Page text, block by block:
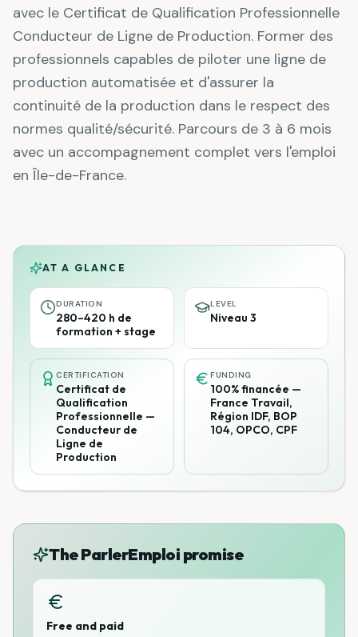
avec le Certificat de Qualification Professionnelle
Conducteur de Ligne de Production. Former des
professionnels capables de piloter une ligne de
production automatisée et d'assurer la
continuité de la production dans le respect des
normes qualité/sécurité. Parcours de 3 à 6 mois
avec un accompagnement complet vers l'emploi
en Île-de-France.
AT A GLANCE
DURATION
280–420 h de
formation + stage
LEVEL
Niveau 3
CERTIFICATION
Certificat de
Qualification
Professionnelle —
Conducteur de
Ligne de
Production
FUNDING
100% financée —
France Travail,
Région IDF, BOP
104, OPCO, CPF
The ParlerEmploi promise
Free and paid